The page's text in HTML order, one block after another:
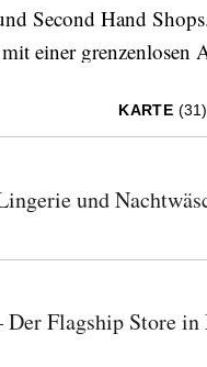
Second Hand
einer
KARTE (31)
und
Der Flagship Store